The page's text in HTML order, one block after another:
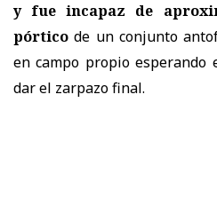
y fue incapaz de
pórtico de un conjunto
en campo propio esperando
dar el zarpazo final.